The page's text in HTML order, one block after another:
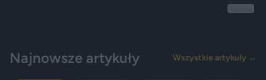
Najnowsze artykuły Wszystkie artykuły →